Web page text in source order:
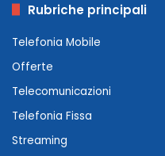
Rubriche principali
Telefonia Mobile
Offerte
Telecomunicazioni
Telefonia Fissa
Streaming